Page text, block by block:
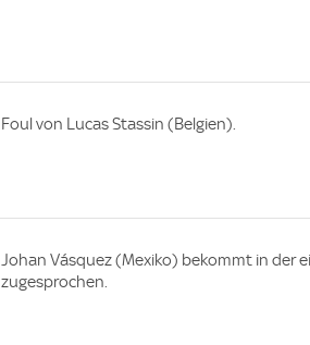
Foul von Lucas Stassin (Belgien).
Johan Vásquez (Mexiko) bekommt in der
zugesprochen.